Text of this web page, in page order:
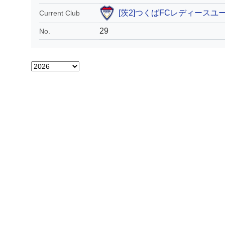
Current Club [茨2]つくばFCレディースユ
No. 29